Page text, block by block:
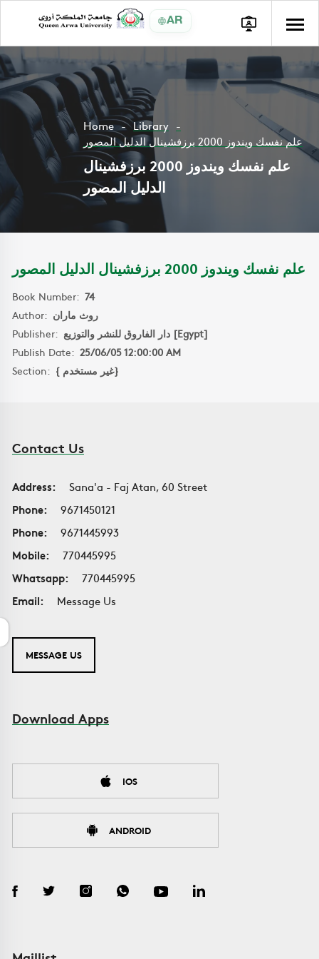
AR
Home
Library
علم نفسك ويندوز 2000 برزفشينال الدليل المصور
علم نفسك ويندوز 2000 برزفشينال
الدليل المصور
علم نفسك ويندوز 2000 برزفشينال الدليل المصور
Book Number: 74
Author: روث ماران
Publisher:
دار الفاروق للنشر والتوزيع [Egypt]
Publish Date: 25/06/05 12:00:00 AM
Section:
{ غير مستخدم}
Contact Us
Address:
Sana'a - Faj Atan, 60 Street
Phone:
9671450121
Phone:
9671445993
Mobile:
770445995
Whatsapp:
770445995
Email:
Message Us
MESSAGE US
Download Apps
IOS
ANDROID